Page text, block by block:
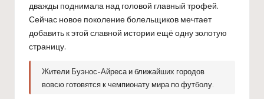
дважды поднимала над головой главный трофей.
Сейчас новое поколение болельщиков мечтает
добавить к этой славной истории ещё одну золотую
страницу.
Жители Буэнос-Айреса и ближайших городов
вовсю готовятся к чемпионату мира по футболу.